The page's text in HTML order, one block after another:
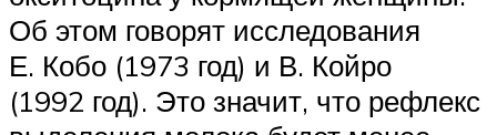
Об этом говорят исследования
Е. Кобо (1973 год) и В. Койро
(1992 год). Это значит, что рефлекс